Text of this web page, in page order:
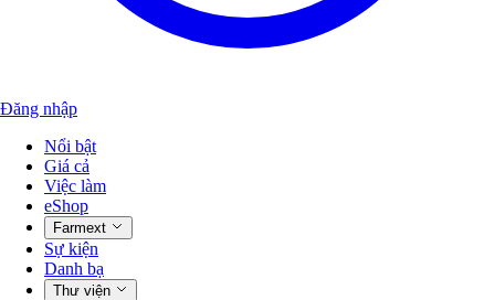
Đăng nhập
Nổi bật
Giá cả
Việc làm
eShop
Farmext
Sự kiện
Danh bạ
Thư viện